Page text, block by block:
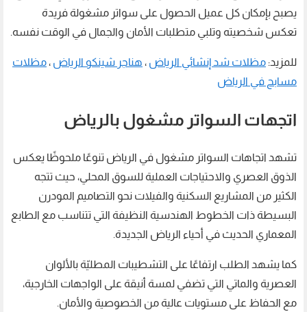
يصبح بإمكان كل عميل الحصول على سواتر مشغولة فريدة
تعكس شخصيته وتلبي متطلبات الأمان والجمال في الوقت نفسه.
للمزيد: مظلات شد إنشائي الرياض ، هناجر شينكو الرياض ،مظلات
مسابح في الرياض
اتجهات السواتر مشغول بالرياض
تشهد اتجاهات السواتر مشغول في الرياض تنوعًا ملحوظًا يعكس
الذوق العصري والاحتياجات العملية للسوق المحلي، حيث تتجه
الكثير من المشاريع السكنية والفيلات نحو التصاميم المودرن
البسيطة ذات الخطوط الهندسية النظيفة التي تتناسب مع الطابع
المعماري الحديث في أحياء الرياض الجديدة.
كما يشهد الطلب ارتفاعًا على التشطيبات المطليّة بالألوان
العصرية والماتي التي تضفي لمسة أنيقة على الواجهات الخارجية،
مع الحفاظ على مستويات عالية من الخصوصية والأمان.